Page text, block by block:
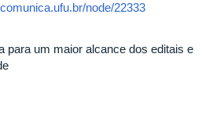
node/22333
para um maior alcance dos editais e